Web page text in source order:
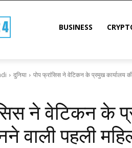
BUSINESS
दुनिया पोप फ्रांसिस ने वेटिकन के प्रमुख कार्यालय
ने वेटिकन के
वाली पहली